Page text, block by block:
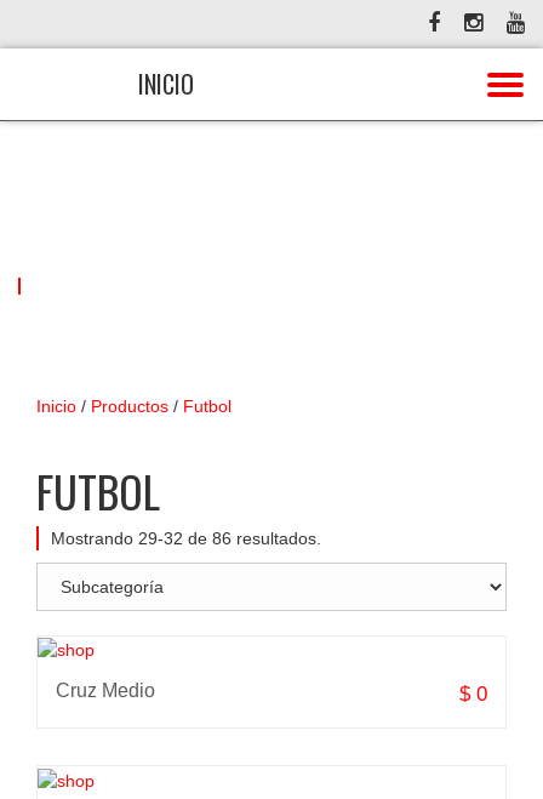
INICIO
Inicio / Productos / Futbol
FUTBOL
Mostrando 29-32 de 86 resultados.
Cruz Medio $ 0